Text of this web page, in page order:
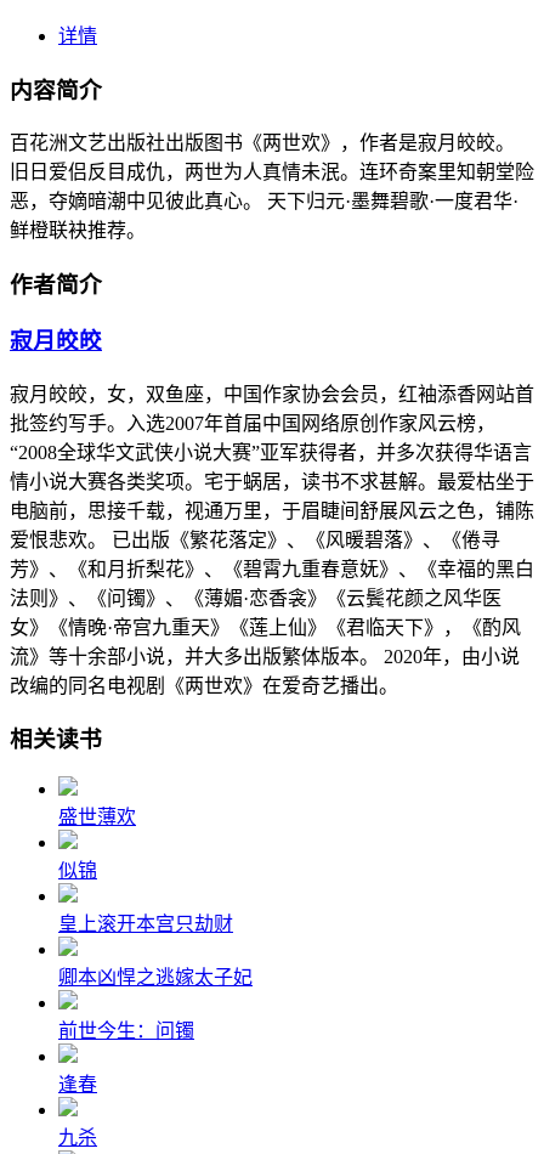
详情
内容简介
百花洲文艺出版社出版图书《两世欢》，作者是寂月皎皎。
旧日爱侣反目成仇，两世为人真情未泯。连环奇案里知朝堂险
恶，夺嫡暗潮中见彼此真心。 天下归元·墨舞碧歌·一度君华·
鲜橙联袂推荐。
作者简介
寂月皎皎
寂月皎皎，女，双鱼座，中国作家协会会员，红袖添香网站首
批签约写手。入选2007年首届中国网络原创作家风云榜，
“2008全球华文武侠小说大赛”亚军获得者，并多次获得华语言
情小说大赛各类奖项。宅于蜗居，读书不求甚解。最爱枯坐于
电脑前，思接千载，视通万里，于眉睫间舒展风云之色，铺陈
爱恨悲欢。 已出版《繁花落定》、《风暖碧落》、《倦寻
芳》、《和月折梨花》、《碧霄九重春意妩》、《幸福的黑白
法则》、《问镯》、《薄媚·恋香衾》《云鬓花颜之风华医
女》《情晚·帝宫九重天》《莲上仙》《君临天下》，《酌风
流》等十余部小说，并大多出版繁体版本。 2020年，由小说
改编的同名电视剧《两世欢》在爱奇艺播出。
相关读书
盛世薄欢
似锦
皇上滚开本宫只劫财
卿本凶悍之逃嫁太子妃
前世今生：问镯
逢春
九杀